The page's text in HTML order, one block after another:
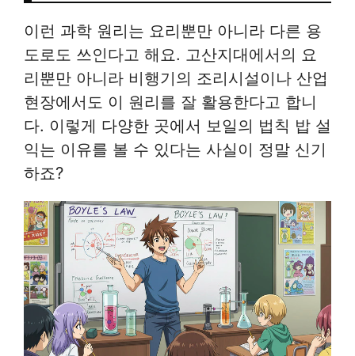
이런 과학 원리는 요리뿐만 아니라 다른 용
도로도 쓰인다고 해요. 고산지대에서의 요
리뿐만 아니라 비행기의 조리시설이나 산업
현장에서도 이 원리를 잘 활용한다고 합니
다. 이렇게 다양한 곳에서 보일의 법칙 밥 설
익는 이유를 볼 수 있다는 사실이 정말 신기
하죠?